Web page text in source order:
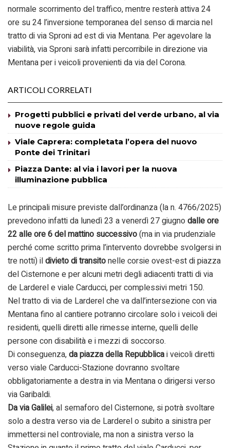
normale scorrimento del traffico, mentre resterà attiva 24
ore su 24 l’inversione temporanea del senso di marcia nel
tratto di via Sproni ad est di via Mentana. Per agevolare la
viabilità, via Sproni sarà infatti percorribile in direzione via
Mentana per i veicoli provenienti da via del Corona.
ARTICOLI CORRELATI
Progetti pubblici e privati del verde urbano, al via
nuove regole guida
Viale Caprera: completata l’opera del nuovo
Ponte dei Trinitari
Piazza Dante: al via i lavori per la nuova
illuminazione pubblica
Le principali misure previste dall’ordinanza (la n. 4766/2025)
prevedono infatti da lunedì 23 a venerdì 27 giugnodalle ore
22 alle ore 6 del mattino successivo(ma in via prudenziale
perché come scritto prima l’intervento dovrebbe svolgersi in
tre notti) ildivieto di transitonelle corsie ovest-est di piazza
del Cisternone e per alcuni metri degli adiacenti tratti di via
de Larderel e viale Carducci, per complessivi metri 150.
Nel tratto di via de Larderel che va dall’intersezione con via
Mentana fino al cantiere potranno circolare solo i veicoli dei
residenti, quelli diretti alle rimesse interne, quelli delle
persone con disabilità e i mezzi di soccorso.
Di conseguenza,da piazza della Repubblicai veicoli diretti
verso viale Carducci-Stazione dovranno svoltare
obbligatoriamente a destra in via Mentana o dirigersi verso
via Garibaldi.
Da via Galilei, al semaforo del Cisternone, si potrà svoltare
solo a destra verso via de Larderel o subito a sinistra per
immettersi nel controviale, ma non a sinistra verso la